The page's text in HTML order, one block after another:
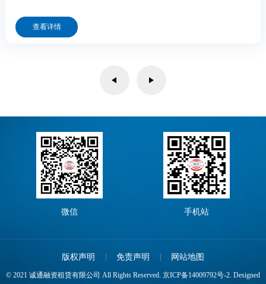
式、史诗般展现中国共产党波澜壮阔的百年历程。充分体现中国
共产党...
查看详情
微信 手机站
版权声明 免责声明 网站地图
© 2021 诚通融资租赁有限公司 All Rights Reserved. 京ICP备14009792号-2. Designed